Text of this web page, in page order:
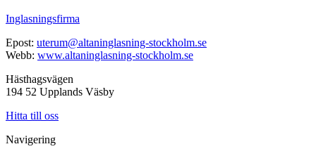
Inglasningsfirma
Epost: uterum@altaninglasning-stockholm.se
Webb: www.altaninglasning-stockholm.se
Hästhagsvägen
194 52 Upplands Väsby
Hitta till oss
Navigering